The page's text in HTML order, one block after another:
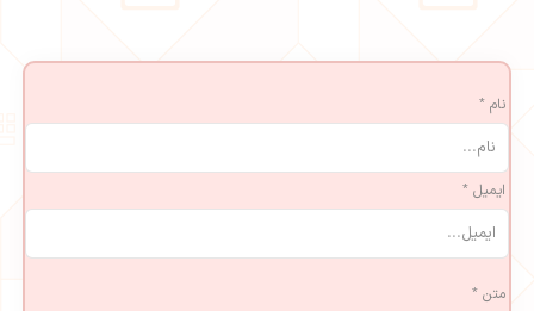
نام *
ایمیل *
متن *